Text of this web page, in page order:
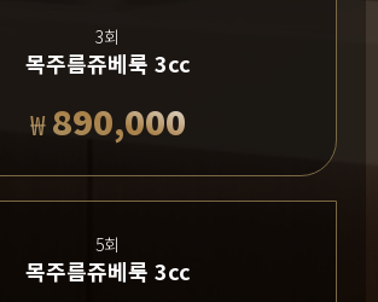
3회
목주름쥬베룩 3cc
₩890,000
5회
목주름쥬베룩 3cc